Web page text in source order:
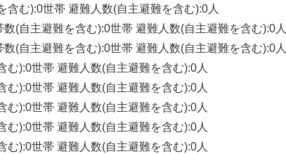
む):0世帯 避難人数(自主避難を含む):0人
(自主避難を含む):0世帯 避難人数(自主避難を含む):0人
(自主避難を含む):0世帯 避難人数(自主避難を含む):0人
):0世帯 避難人数(自主避難を含む):0人
):0世帯 避難人数(自主避難を含む):0人
):0世帯 避難人数(自主避難を含む):0人
):0世帯 避難人数(自主避難を含む):0人
):0世帯 避難人数(自主避難を含む):0人